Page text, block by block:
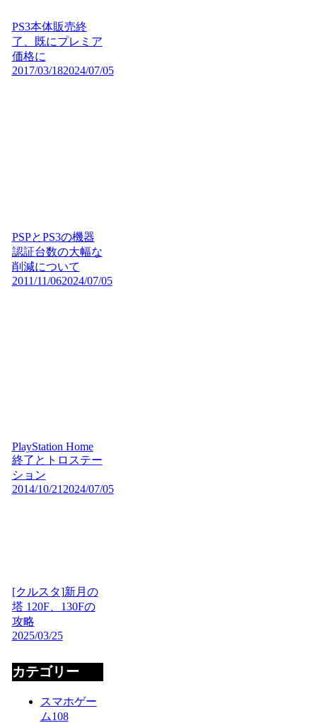
PS3本体販売終
了、既にプレミア
価格に
2017/03/182024/07/05
PSPとPS3の機器
認証台数の大幅な
削減について
2011/11/062024/07/05
PlayStation Home
終了とトロステー
ション
2014/10/21 2024/07/05
[クルスタ]新月の
塔 120F、130Fの
攻略
2025/03/25
カテゴリー
スマホゲー
ム108